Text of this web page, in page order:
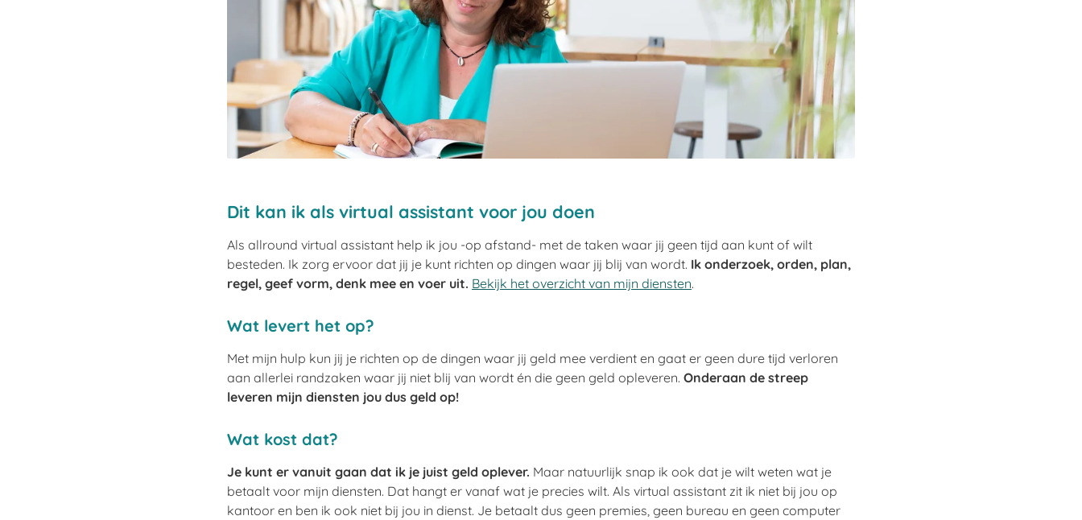
Dit kan ik als virtual assistant voor jou doen
Als allround virtual assistant help ik jou -op afstand- met de taken waar jij geen tijd aan kunt of wilt
besteden. Ik zorg ervoor dat jij je kunt richten op dingen waar jij blij van wordt. Ik onderzoek, orden, plan,
regel, geef vorm, denk mee en voer uit. Bekijk het overzicht van mijn diensten.
Wat levert het op?
Met mijn hulp kun jij je richten op de dingen waar jij geld mee verdient en gaat er geen dure tijd verloren
aan allerlei randzaken waar jij niet blij van wordt én die geen geld opleveren. Onderaan de streep
leveren mijn diensten jou dus geld op!
Wat kost dat?
Je kunt er vanuit gaan dat ik je juist geld oplever. Maar natuurlijk snap ik ook dat je wilt weten wat je
betaalt voor mijn diensten. Dat hangt er vanaf wat je precies wilt. Als virtual assistant zit ik niet bij jou op
kantoor en ben ik ook niet bij jou in dienst. Je betaalt dus geen premies, geen bureau en geen computer